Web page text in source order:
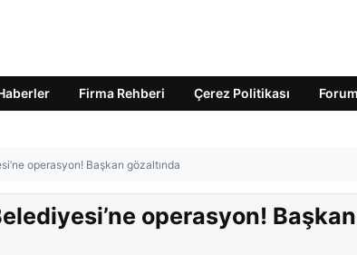
Firma Rehberi Çerez Politikası Forum
operasyon! Başkan gözaltında
operasyon! Başkan